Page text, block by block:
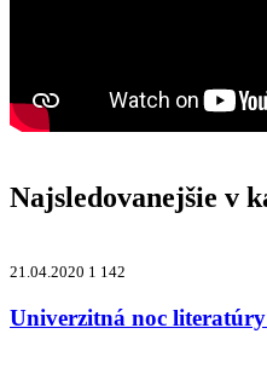
Najsledovanejšie v
21.04.2020 1 142
Univerzitná noc